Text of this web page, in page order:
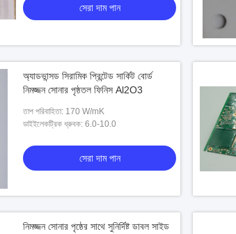
সেরা দাম পান
অ্যাডভান্সড সিরামিক প্রিন্টেড সার্কিট বোর্ড
নিমজ্জন সোনার পৃষ্ঠতল ফিনিস Al2O3
তাপ পরিবাহিতা: 170 W/mK
ডাইইলেকট্রিক ধ্রুবক: 6.0-10.0
সেরা দাম পান
নিমজ্জন সোনার পৃষ্ঠের সাথে সুনির্দিষ্ট ডাবল সাইড